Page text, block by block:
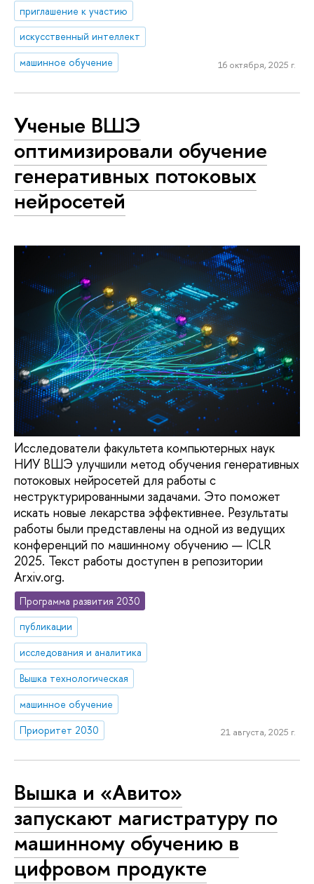
приглашение к участию
искусственный интеллект
машинное обучение
16 октября, 2025 г.
Ученые ВШЭ
оптимизировали обучение
генеративных потоковых
нейросетей
Исследователи факультета компьютерных наук
НИУ ВШЭ улучшили метод обучения генеративных
потоковых нейросетей для работы с
неструктурированными задачами. Это поможет
искать новые лекарства эффективнее. Результаты
работы были представлены на одной из ведущих
конференций по машинному обучению — ICLR
2025. Текст работы доступен в репозитории
Arxiv.org.
Программа развития 2030
публикации
исследования и аналитика
Вышка технологическая
машинное обучение
Приоритет 2030
21 августа, 2025 г.
Вышка и «Авито»
запускают магистратуру по
машинному обучению в
цифровом продукте